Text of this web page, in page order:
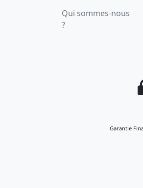
Qui sommes-nous
?
Garantie